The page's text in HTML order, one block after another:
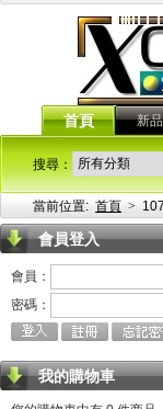
首頁 新
搜尋：
當前位置: 首頁 >
會員登入
會員：
密碼：
我的購物車